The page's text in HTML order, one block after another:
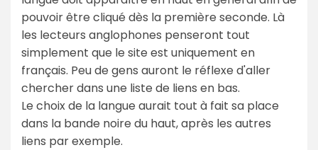
pouvoir être cliqué dès la première seconde. Là
les lecteurs anglophones penseront tout
simplement que le site est uniquement en
français. Peu de gens auront le réflexe d'aller
chercher dans une liste de liens en bas.
Le choix de la langue aurait tout à fait sa place
dans la bande noire du haut, après les autres
liens par exemple.